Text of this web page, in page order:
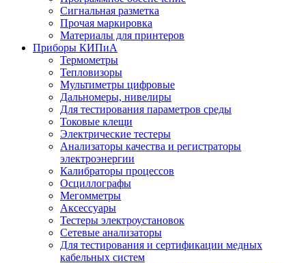
Сигнальная разметка
Прочая маркировка
Материалы для принтеров
Приборы КИПиА
Термометры
Тепловизоры
Мультиметры цифровые
Дальномеры, нивелиры
Для тестирования параметров среды
Токовые клещи
Электрические тестеры
Анализаторы качества и регистраторы
электроэнергии
Калибраторы процессов
Осциллографы
Мегомметры
Аксессуары
Тестеры электроустановок
Сетевые анализаторы
Для тестирования и сертификации медных
кабельных систем